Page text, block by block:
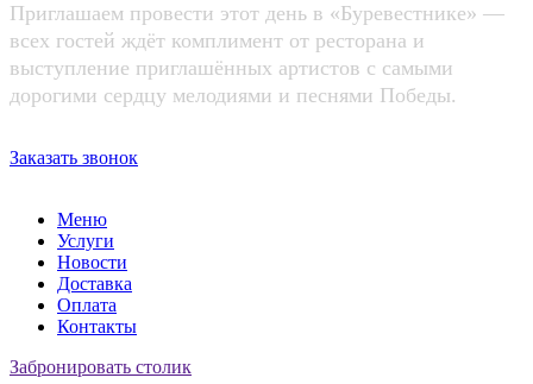
Приглашаем провести этот день в «Буревестнике» —
всех гостей ждёт комплимент от ресторана и
выступление приглашённых артистов с самыми
дорогими сердцу мелодиями и песнями Победы.
Заказать звонок
Меню
Услуги
Новости
Доставка
Оплата
Контакты
Забронировать столик